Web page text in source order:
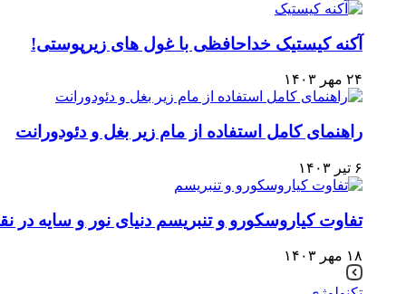
آکنه کیستیک خداحافظی با غول های زیرپوستی!
۲۴ مهر ۱۴۰۳
راهنمای کامل استفاده از مام زیر بغل و دئودورانت
۶ تیر ۱۴۰۳
تفاوت کیاروسکورو و تنبریسم دنیای نور و سایه در
۱۸ مهر ۱۴۰۳